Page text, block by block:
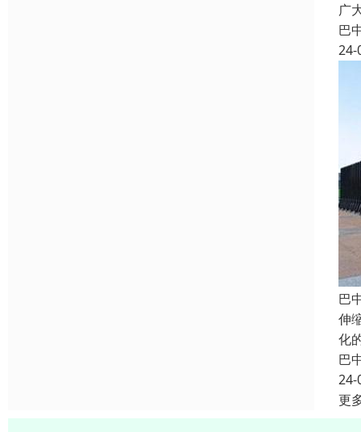
广
巴
24-
巴
伸
化
巴
24-
更